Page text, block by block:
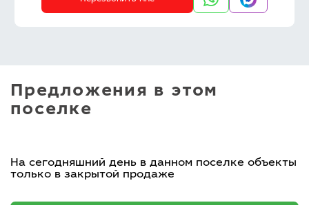
Предложения в этом
поселке
На сегодняшний день в данном поселке объекты
только в закрытой продаже